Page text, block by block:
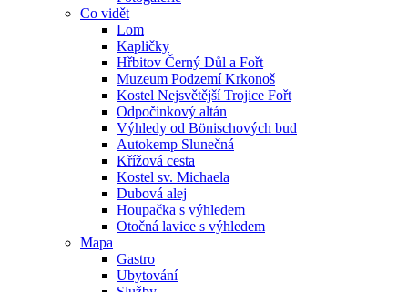
Co vidět
Lom
Kapličky
Hřbitov Černý Důl a Fořt
Muzeum Podzemí Krkonoš
Kostel Nejsvětější Trojice Fořt
Odpočinkový altán
Výhledy od Bönischových bud
Autokemp Slunečná
Křížová cesta
Kostel sv. Michaela
Dubová alej
Houpačka s výhledem
Otočná lavice s výhledem
Mapa
Gastro
Ubytování